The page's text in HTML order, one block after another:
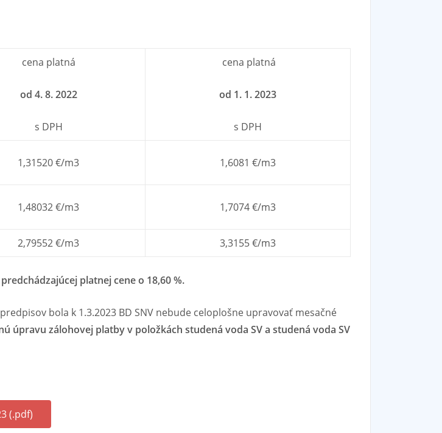
cena platná
od 4. 8. 2022
s DPH
cena platná
od 1. 1. 2023
s DPH
1,31520 €/m3 1,6081 €/m3
1,48032 €/m3 1,7074 €/m3
2,79552 €/m3 3,3155 €/m3
platnej cene o 18,60 %.
bola k 1.3.2023 BD SNV nebude celoplošne upravovať mesačné
úpravu zálohovej platby v položkách studená voda SV a studená voda SV
(.pdf)